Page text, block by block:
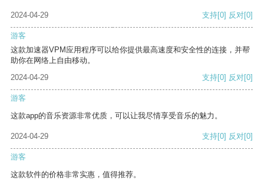
2024-04-29 支持[0] 反对[0]
游客
这款加速器VPM应用程序可以给你提供最高速度和安全性的连接，并帮
助你在网络上自由移动。
2024-04-29
支持[0] 反对[0]
游客
这款app的音乐资源非常优质，可以让我尽情享受音乐的魅力。
2024-04-29 支持[0] 反对[0]
游客
这款软件的价格非常实惠，值得推荐。